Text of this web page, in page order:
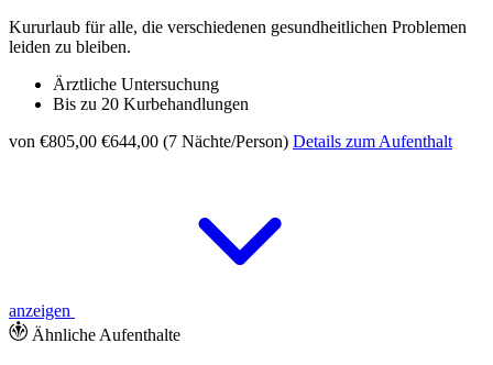
Kururlaub für alle, die verschiedenen gesundheitlichen Problemen
leiden zu bleiben.
Ärztliche Untersuchung
Bis zu 20 Kurbehandlungen
von €805,00 €644,00 (7 Nächte/Person) Details zum Aufenthalt
anzeigen
Ähnliche Aufenthalte